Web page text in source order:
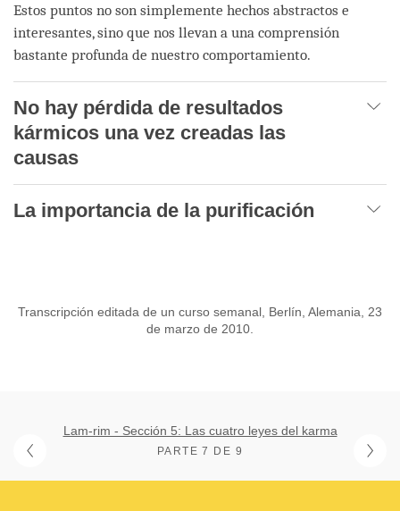
Estos puntos no son simplemente hechos abstractos e
interesantes, sino que nos llevan a una comprensión
bastante profunda de nuestro comportamiento.
No hay pérdida de resultados
kármicos una vez creadas las
causas
La importancia de la purificación
Transcripción editada de un curso semanal, Berlín, Alemania, 23
de marzo de 2010.
Lam-rim - Sección 5: Las cuatro leyes del karma
PARTE 7 DE 9